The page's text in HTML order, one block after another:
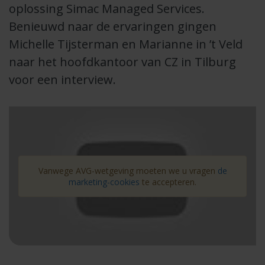
oplossing Simac Managed Services.
Benieuwd naar de ervaringen gingen
Michelle Tijsterman en Marianne in ’t Veld
naar het hoofdkantoor van CZ in Tilburg
voor een interview.
Vanwege AVG-wetgeving moeten we u vragen de
marketing-cookies te accepteren.